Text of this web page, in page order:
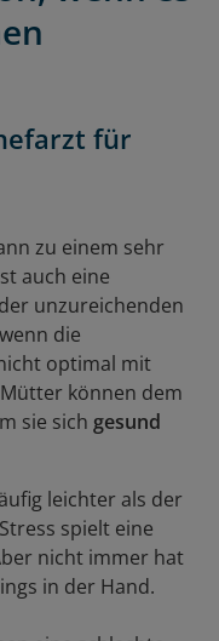
für
zu einem sehr
auch eine
unzureichenden
die
optimal mit
können dem
sie sich gesund
leichter als der
spielt eine
nicht immer hat
in der Hand.